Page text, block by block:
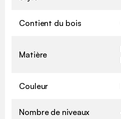
Contient du bois
Matière
Couleur
Nombre de niveaux